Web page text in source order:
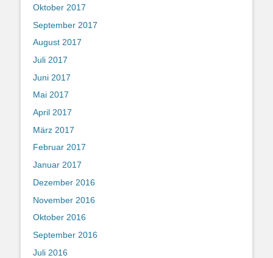
Oktober 2017
September 2017
August 2017
Juli 2017
Juni 2017
Mai 2017
April 2017
März 2017
Februar 2017
Januar 2017
Dezember 2016
November 2016
Oktober 2016
September 2016
Juli 2016